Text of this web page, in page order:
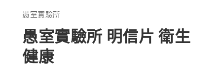
愚室實驗所
愚室實驗所 明信片 衛生
健康